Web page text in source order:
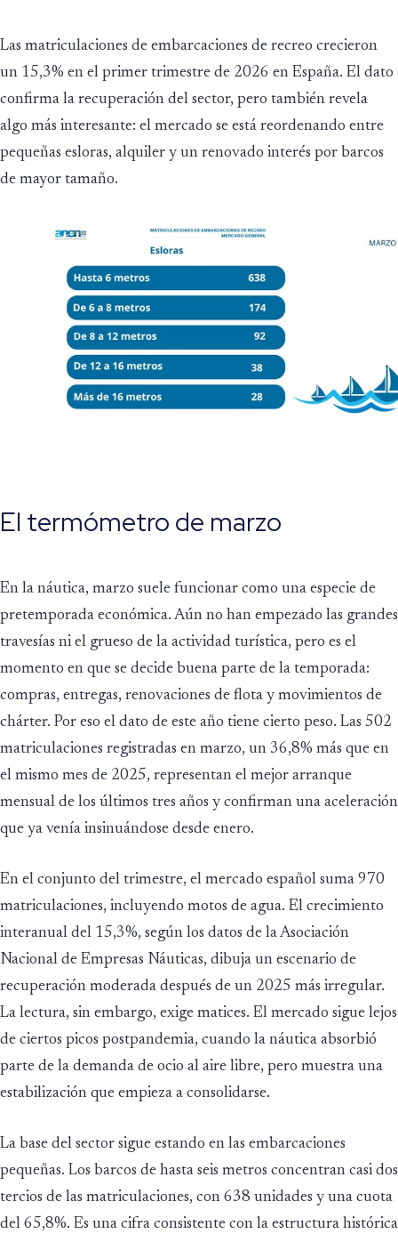
Las matriculaciones de embarcaciones de recreo crecieron
un 15,3% en el primer trimestre de 2026 en España. El dato
confirma la recuperación del sector, pero también revela
algo más interesante: el mercado se está reordenando entre
pequeñas esloras, alquiler y un renovado interés por barcos
de mayor tamaño.
El termómetro de marzo
En la náutica, marzo suele funcionar como una especie de
pretemporada económica. Aún no han empezado las grandes
travesías ni el grueso de la actividad turística, pero es el
momento en que se decide buena parte de la temporada:
compras, entregas, renovaciones de flota y movimientos de
chárter. Por eso el dato de este año tiene cierto peso. Las 502
matriculaciones registradas en marzo, un 36,8% más que en
el mismo mes de 2025, representan el mejor arranque
mensual de los últimos tres años y confirman una aceleración
que ya venía insinuándose desde enero.
En el conjunto del trimestre, el mercado español suma 970
matriculaciones, incluyendo motos de agua. El crecimiento
interanual del 15,3%, según los datos de la Asociación
Nacional de Empresas Náuticas, dibuja un escenario de
recuperación moderada después de un 2025 más irregular.
La lectura, sin embargo, exige matices. El mercado sigue lejos
de ciertos picos postpandemia, cuando la náutica absorbió
parte de la demanda de ocio al aire libre, pero muestra una
estabilización que empieza a consolidarse.
La base del sector sigue estando en las embarcaciones
pequeñas. Los barcos de hasta seis metros concentran casi dos
tercios de las matriculaciones, con 638 unidades y una cuota
del 65,8%. Es una cifra consistente con la estructura histórica